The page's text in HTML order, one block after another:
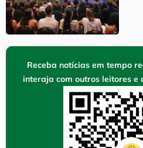
Receba notícias em tempo
interaja com outros leitores e